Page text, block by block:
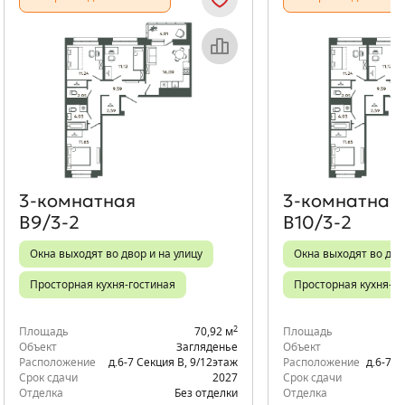
Объект месяца
3‑комнатная
В9/3-2
Окна выходят во двор и на улицу
Просторная кухня-гостиная
Площадь 70,92 м2
Объект
Загляденье
Расположение
д.6-7 Секция В 9/12этаж
Срок сдачи
2027
Отделка
Без отделки
3‑комнатная
В10/3-2
Окна выходят во
Просторная кухня-
Площадь
Объект
Расположение
д.6-7
Срок сдачи
Отделка